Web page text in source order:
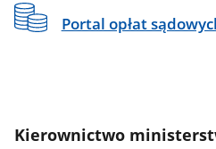
Portal opłat
Kierownictwo